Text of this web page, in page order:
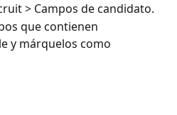
> Campos de candidato.
que contienen
y márquelos como